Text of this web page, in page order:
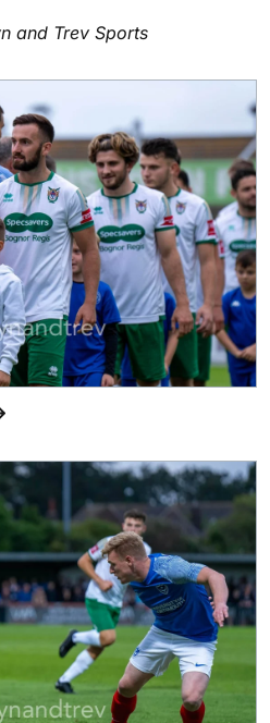
and Trev Sports